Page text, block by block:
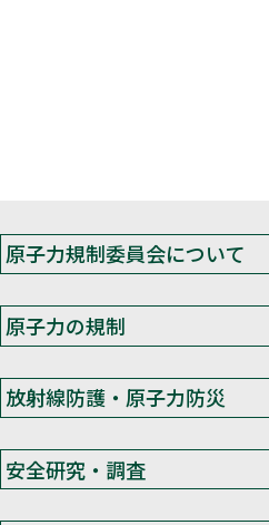
原子力規制委員会について
原子力の規制
放射線防護・原子力防災
安全研究・調査